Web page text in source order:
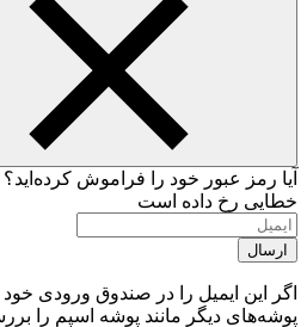
آیا رمز عبور خود را فراموش کرده‌اید؟
خطایی رخ داده است
ارسال
اگر این ایمیل را در صندوق ورودی
پوشه‌های دیگر مانند پوشه اسپم را